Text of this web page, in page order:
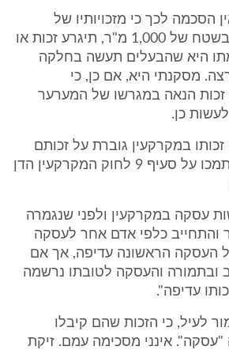
הסכמה לכך כי מזכויותיו של
המערער על מגרש בשטח של 1,000 מ"ר, תיגרע זכות או
היא שהבעלים תעשה בחלקה
מסקנתי היא, אם כן, כי
זכות הנאה במגרשו של המערער
כן.
זכותו במקרקעין גוברת על זכותם
של המשיבים, בהסתמכו על סעיף 9 לחוק המקרקעין הדן
עסקה במקרקעין ולפני שנגמרה
והתחייב כלפי אדם אחר לעסקה
העסקה הראשונה עדיפה, אך אם
ובתמורה והעסקה לטובתו נרשמה
עדיפה".
לעיל, כי הזכות שהם קיבלו
"עסקה". אינני מסכימה עמם. זיקת